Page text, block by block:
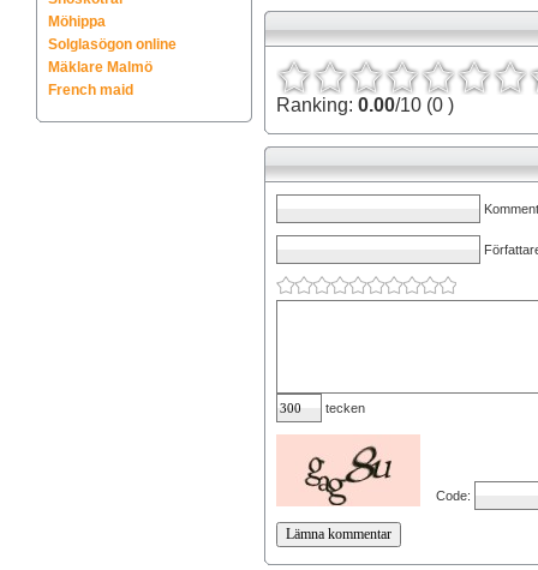
Möhippa
Solglasögon online
Mäklare Malmö
French maid
Ranking: 0.00/10 (0 )
tecken
Code: